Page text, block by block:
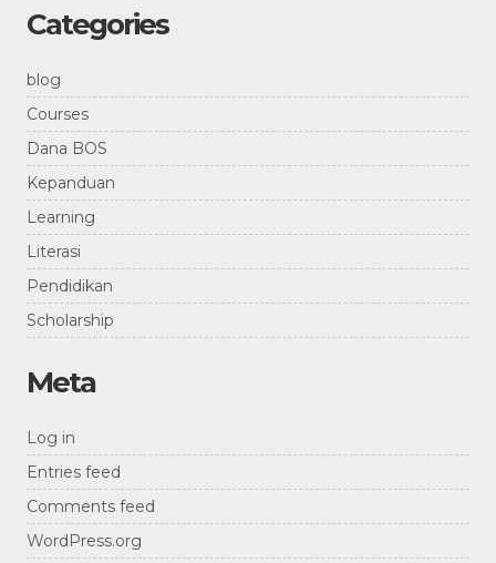
Categories
blog
Courses
Dana BOS
Kepanduan
Learning
Literasi
Pendidikan
Scholarship
Meta
Log in
Entries feed
Comments feed
WordPress.org